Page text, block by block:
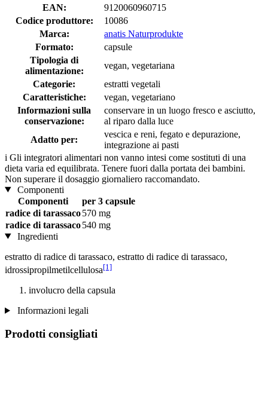
EAN:
9120060960715
Codice produttore:
10086
Marca:
anatis Naturprodukte
Formato:
capsule
Tipologia di
alimentazione:
vegan, vegetariana
Categorie:
estratti vegetali
Caratteristiche:
vegan, vegetariano
Informazioni sulla
conservazione:
conservare in un luogo fresco e asciutto,
al riparo dalla luce
Adatto per:
vescica e reni, fegato e depurazione,
integrazione ai pasti
i Gli integratori alimentari non vanno intesi come sostituti di una
dieta varia ed equilibrata. Tenere fuori dalla portata dei bambini.
Non superare il dosaggio giornaliero raccomandato.
Componenti
Componenti
per 3 capsule
radice di tarassaco570 mg
radice di tarassaco540 mg
Ingredienti
estratto di radice di tarassaco, estratto di radice di tarassaco,
idrossipropilmetilcellulosa[1]
involucro della capsula
Informazioni legali
Prodotti consigliati